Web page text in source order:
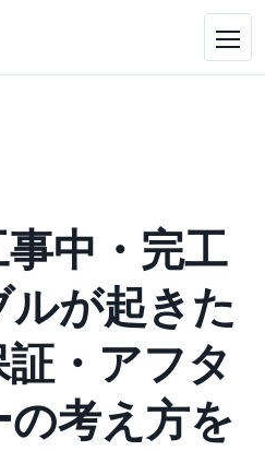
中・完工
が起きた
・アフタ
考え方を